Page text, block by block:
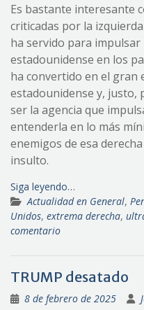
Es bastante interesante
criticadas por la
ha servido para
estadounidense en los
ha convertido en el gran
estadounidense y,
ser la agencia que
entenderla en lo más
enemigos de esa
insulto.
Siga leyendo…
Actualidad en General,
Unidos, extrema derecha,
comentario
TRUMP desatado
8 de febrero de 2025